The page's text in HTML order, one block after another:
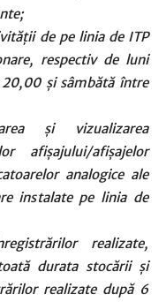
de pe linia de ITP
respectiv de luni
şi sâmbătă între
şi vizualizarea
afişajului/afişajelor
analogice ale
instalate pe linia de
realizate,
durata stocării şi
realizate după 6